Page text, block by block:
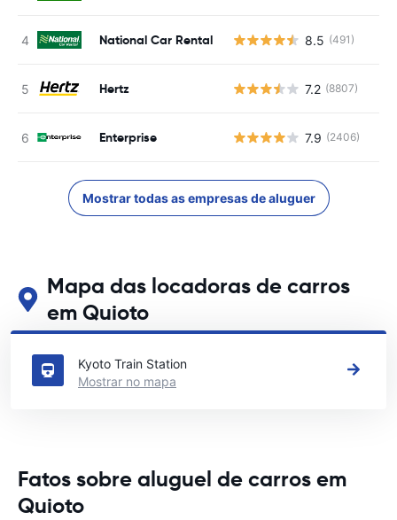
National Car Rental 8.5 (491)
Hertz 7.2 (8807)
Enterprise 7.9 (2406)
Mostrar todas as empresas de aluguer
Mapa das locadoras de carros
em Quioto
Veja nossos principais locais de aluguel de carros em Quioto
Kyoto Train Station
Mostrar no mapa
Fatos sobre aluguel de carros em
Quioto